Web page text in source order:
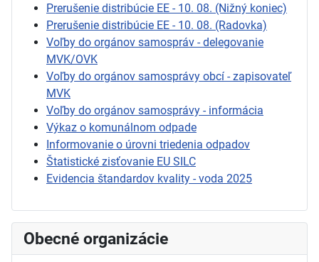
Prerušenie distribúcie EE - 10. 08. (Nižný koniec)
Prerušenie distribúcie EE - 10. 08. (Radovka)
Voľby do orgánov samospráv - delegovanie
MVK/OVK
Voľby do orgánov samosprávy obcí - zapisovateľ
MVK
Voľby do orgánov samosprávy - informácia
Výkaz o komunálnom odpade
Informovanie o úrovni triedenia odpadov
Štatistické zisťovanie EU SILC
Evidencia štandardov kvality - voda 2025
Obecné organizácie